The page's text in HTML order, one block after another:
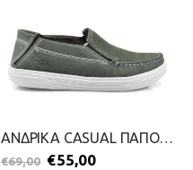
ΑΝΔΡΙΚΑ CASUAL ΠΑΠΟΥΤΣΙΑ-PEGADA-2499-0079-ΛΑΔΙ
€69,00 €55,00